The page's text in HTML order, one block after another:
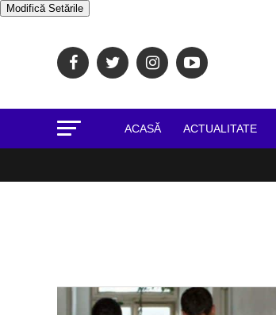
Modifică Setările
ACASĂ ACTUALITATE